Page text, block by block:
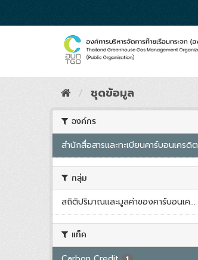
to
ชุดข้อมูล
องค์กร
สำนักสื่อสารและทะเบียนคาร์บอนเครดิต
กลุ่ม
สถิติปริมาณและมูลค่าของคาร์บอนเค...
แท็ค